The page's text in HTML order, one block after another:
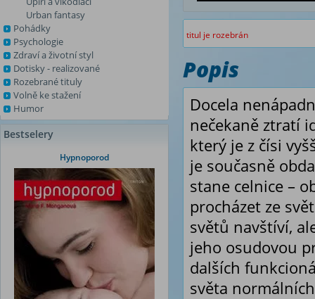
Urban fantasy
Pohádky
Psychologie
Zdraví a životní styl
Dotisky - realizované
Rozebrané tituly
Volně ke stažení
Humor
Bestselery
Hypnoporod
titul je rozebrán
Popis
Docela
nečekaně ztratí
který je z čísi
je současně
stane celnice –
procházet ze
světů navštíví,
jeho osudovou
dalších
světa